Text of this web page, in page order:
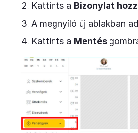
Kattints a Bizonylat
A megnyíló új ablakban
Kattints a Mentés